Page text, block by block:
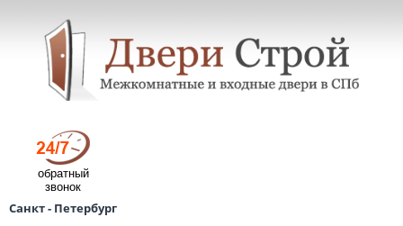
обратный
звонок
Санкт - Петербург